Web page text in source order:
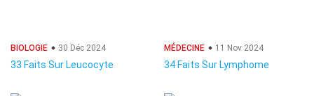
BIOLOGIE 30 Déc 2024
33 Faits Sur Leucocyte
MÉDECINE 11 Nov 2024
34 Faits Sur Lymphome